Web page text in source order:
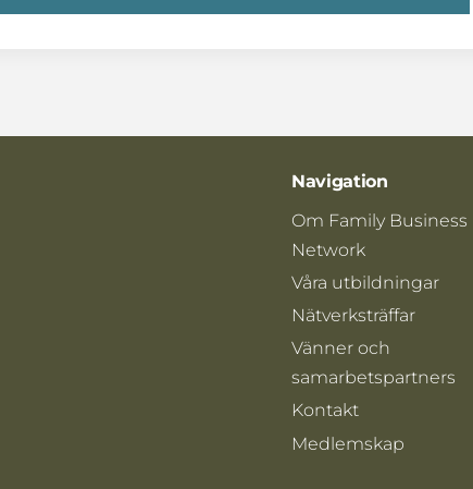
Navigation
Om Family Business
Network
Våra utbildningar
Nätverksträffar
Vänner och
samarbetspartners
Kontakt
Medlemskap